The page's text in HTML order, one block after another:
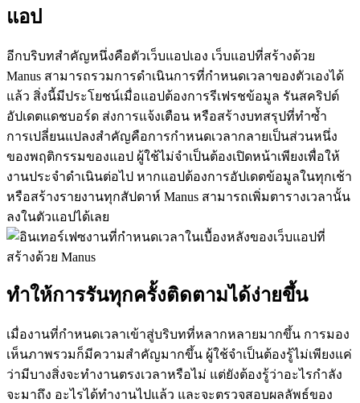
แอป
อีกบริบทสำคัญหนึ่งคือตัวเว็บแอปเอง เว็บแอปที่สร้างด้วย
Manus สามารถรวมการดำเนินการที่กำหนดเวลาของตัวเองได้
แล้ว สิ่งนี้มีประโยชน์เมื่อแอปต้องการรีเฟรชข้อมูล รันสคริปต์
อัปเดตแดชบอร์ด ส่งการแจ้งเตือน หรือสร้างบทสรุปที่ทำซ้ำ
การเปลี่ยนแปลงสำคัญคือการกำหนดเวลากลายเป็นส่วนหนึ่ง
ของพฤติกรรมของแอป ผู้ใช้ไม่จำเป็นต้องเปิดหน้าเพียงเพื่อให้
งานประจำดำเนินต่อไป หากแอปต้องการอัปเดตข้อมูลในทุกเช้า
หรือสร้างรายงานทุกสัปดาห์ Manus สามารถเพิ่มตารางเวลานั้น
ลงในตัวแอปได้เลย
ทำให้การรันทุกครั้งติดตามได้ง่ายขึ้น
เมื่องานที่กำหนดเวลาเข้าสู่บริบทที่หลากหลายมากขึ้น การมอง
เห็นภาพรวมก็มีความสำคัญมากขึ้น ผู้ใช้จำเป็นต้องรู้ไม่เพียงแค่
ว่ามีบางสิ่งจะทำงานตรงเวลาหรือไม่ แต่ยังต้องรู้ว่าอะไรกำลัง
จะมาถึง อะไรได้ทำงานไปแล้ว และจะตรวจสอบผลลัพธ์ของ